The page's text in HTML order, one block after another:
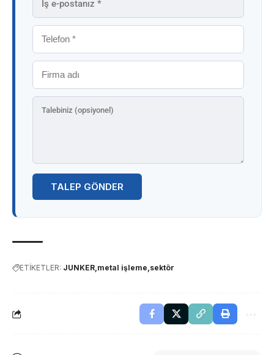
TALEP GÖNDER
ETİKETLER: JUNKER metal işleme sektör